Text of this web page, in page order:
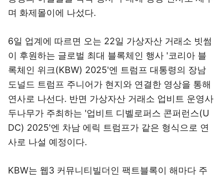
며 화제몰이에 나섰다.
6일 업계에 따르면 오는 22일 가상자산 거래소 빗썸
이 후원하는 글로벌 최대 블록체인 행사 '코리아 블
록체인 위크(KBW) 2025'엔 트럼프 대통령의 장남
도널드 트럼프 주니어가 현지와 연결한 영상을 통해
연사로 나선다. 반면 가상자산 거래소 업비트 운영사
두나무가 주최하는 '업비트 디벨로퍼스 콘퍼런스(U
DC) 2025'엔 차남 에릭 트럼프가 같은 형식으로 연
사로 나설 예정이다.
KBW는 웹3 커뮤니티빌더인 팩트블록이 해마다 주